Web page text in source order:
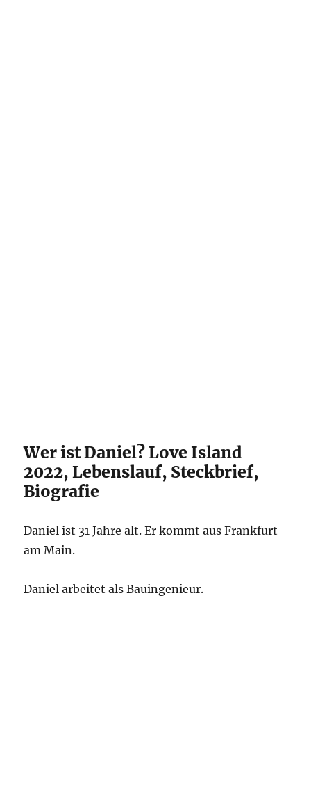
Wer ist Daniel? Love Island
2022, Lebenslauf, Steckbrief,
Biografie
Daniel ist 31 Jahre alt. Er kommt aus Frankfurt
am Main.
Daniel arbeitet als Bauingenieur.